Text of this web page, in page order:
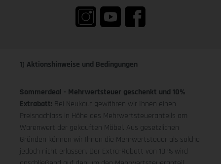
1) Aktionshinweise und Bedingungen
Sommerdeal - Mehrwertsteuer geschenkt und 10%
Extrabatt: Bei Neukauf gewähren wir Ihnen einen
Preisnachlass in Höhe des Mehrwertsteueranteils am
Warenwert der gekauften Möbel. Aus gesetzlichen
Gründen können wir Ihnen die Mehrwertsteuer als solche
jedoch nicht erlassen. Der Extra-Rabatt von 10 % wird